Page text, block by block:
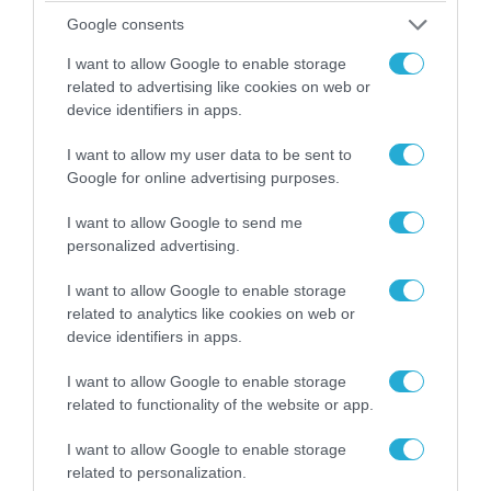
Google consents
I want to allow Google to enable storage
related to advertising like cookies on web or
device identifiers in apps.
I want to allow my user data to be sent to
Google for online advertising purposes.
I want to allow Google to send me
personalized advertising.
I want to allow Google to enable storage
related to analytics like cookies on web or
device identifiers in apps.
I want to allow Google to enable storage
related to functionality of the website or app.
I want to allow Google to enable storage
related to personalization.
FOCUS ON
Ο πρόεδρος του Ιράν αποκαλύπτει για
την υγεία του Μοτζτάμπα Χαμενεΐ
«τώρα είναι πολύ δύσκολη η
επικοινωνία»